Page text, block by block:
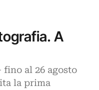
A
fino al 26 agosto
la prima